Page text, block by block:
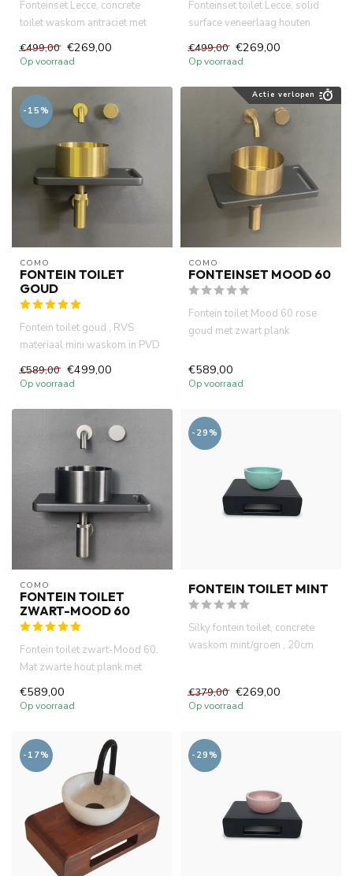
Fonteinset Lecce, concrete
toilet waskom antraciet met
€499,00 €269,00
Op voorraad
Fonteinset toilet Lecce, solid
surface veneerlaag houten
€499,00 €269,00
Op voorraad
-15%
COMO
FONTEIN TOILET
GOUD
Fontein toilet goud , RVS
materiaal mini waskom in PVD
€589,00 €499,00
Op voorraad
Actie verlopen
COMO
FONTEINSET MOOD 60
Fontein toilet Mood 60 rose
goud met zwart plank
PVD ...
€589,00
Op voorraad
COMO
FONTEIN TOILET
ZWART-MOOD 60
Fontein toilet zwart-Mood 60.
Mat zwarte hout plank met
€589,00
Op voorraad
-29%
FONTEIN TOILET MINT
Silky fontein toilet, concrete
waskom mint/groen , 20cm
€379,00 €269,00
Op voorraad
-17% -29%